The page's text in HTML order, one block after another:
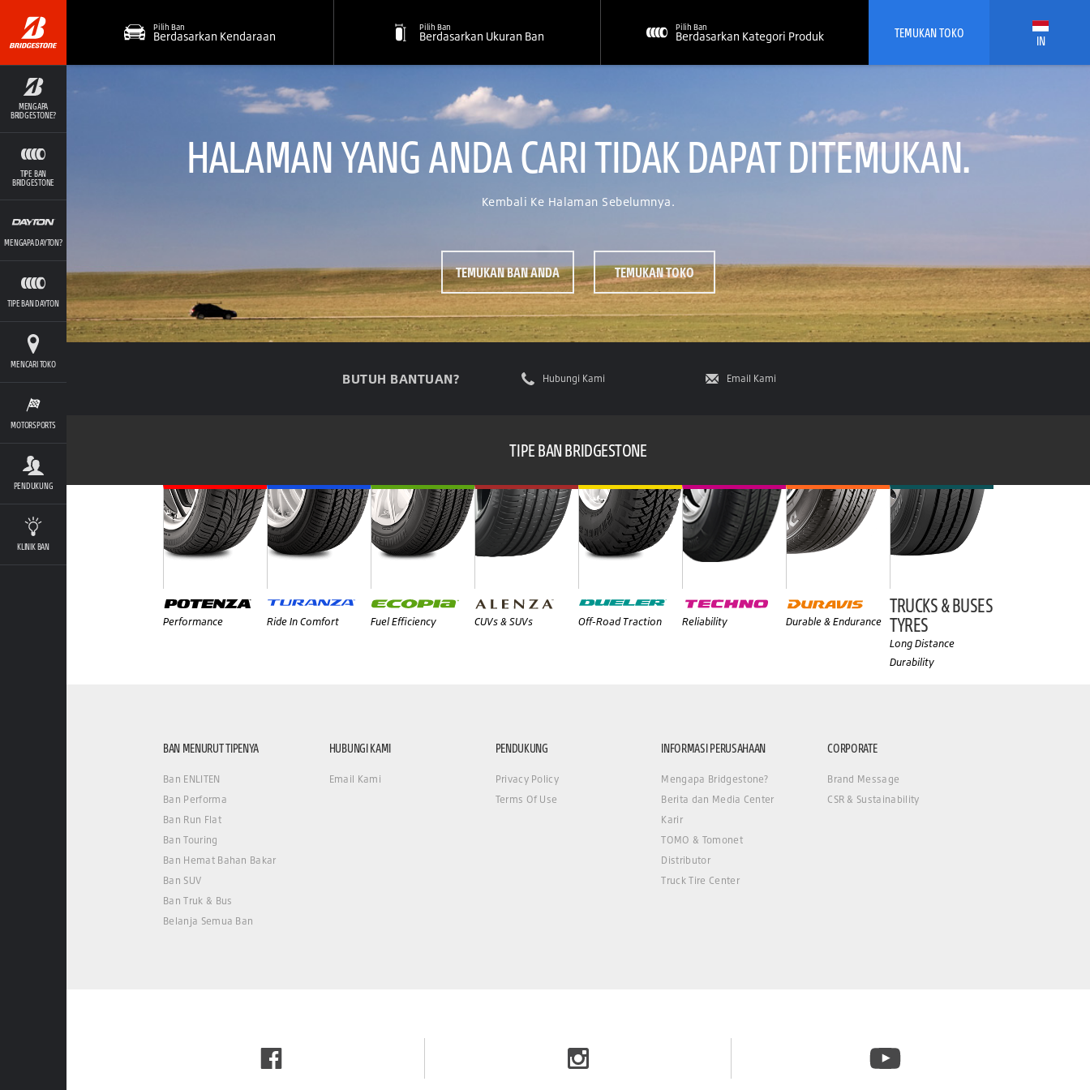
MENGAPA
BRIDGESTONE?
TIPE BAN
BRIDGESTONE
MENGAPA DAYTON?
TIPE BAN DAYTON
MENCARI TOKO
MOTORSPORTS
PENDUKUNG
KLINIK BAN
Pilih Ban
Berdasarkan Kendaraan
Pilih Ban
Berdasarkan Ukuran Ban
Pilih Ban
Berdasarkan Kategori Produk TEMUKAN TOKO IN
HALAMAN YANG ANDA CARI TIDAK DAPAT DITEMUKAN.
Kembali Ke Halaman Sebelumnya.
TEMUKAN BAN ANDA TEMUKAN TOKO
BUTUH BANTUAN? Hubungi Kami Email Kami
TIPE BAN BRIDGESTONE
Performance Ride In Comfort Fuel Efficiency CUVs & SUVs Off-Road Traction Reliability Durable & Endurance
TRUCKS & BUSES
TYRES
Long Distance
Durability
BAN MENURUT TIPENYA
Ban ENLITEN
Ban Performa
Ban Run Flat
Ban Touring
Ban Hemat Bahan Bakar
Ban SUV
Ban Truk & Bus
Belanja Semua Ban
HUBUNGI KAMI
Email Kami
PENDUKUNG
Privacy Policy
Terms Of Use
INFORMASI PERUSAHAAN
Mengapa Bridgestone?
Berita dan Media Center
Karir
TOMO & Tomonet
Distributor
Truck Tire Center
CORPORATE
Brand Message
CSR & Sustainability